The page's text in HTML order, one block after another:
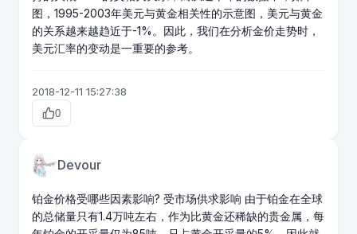
图，1995-2003年美元与黄金相关性的示意图，美元与黄金
的关系越来越趋近于-1%。因此，我们在分析金价走势时，
美元汇率的变动是一重要的参考。
2018-12-11 15:27:38
0
Devour
铂金价格受哪些因素影响? 受市场供求影响 由于铂金在全球
的总储量只有1.4万吨左右，作为比黄金还稀缺的贵金属 ，每